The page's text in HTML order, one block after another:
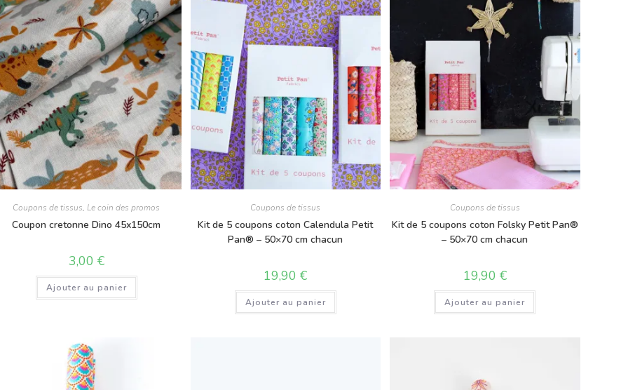
Coupons de tissus,Le coin des promos
Coupon cretonne Dino 45x150cm
3,00 €
Ajouter au panier
Coupons de tissus
Kit de 5 coupons coton Calendula Petit
Pan® – 50×70 cm chacun
19,90€
Ajouter au panier
Coupons de tissus
Kit de 5 coupons coton Folsky Petit Pan®
– 50×70 cm chacun
19,90 €
Ajouter au panier